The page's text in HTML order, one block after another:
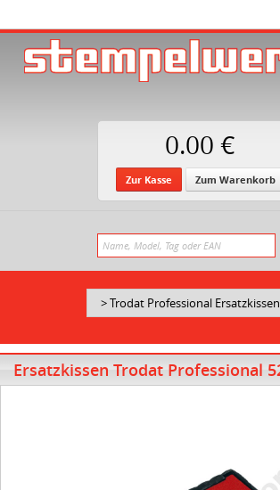
0.00 €
Zur Kasse Zum Warenkorb
Ersatzkissen Trodat Professional